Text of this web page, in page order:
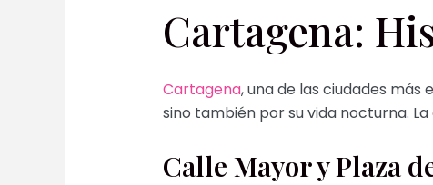
Cartagena:
Cartagena, una de las ciudades más
sino también por su vida nocturna.
Calle Mayor y Plaza